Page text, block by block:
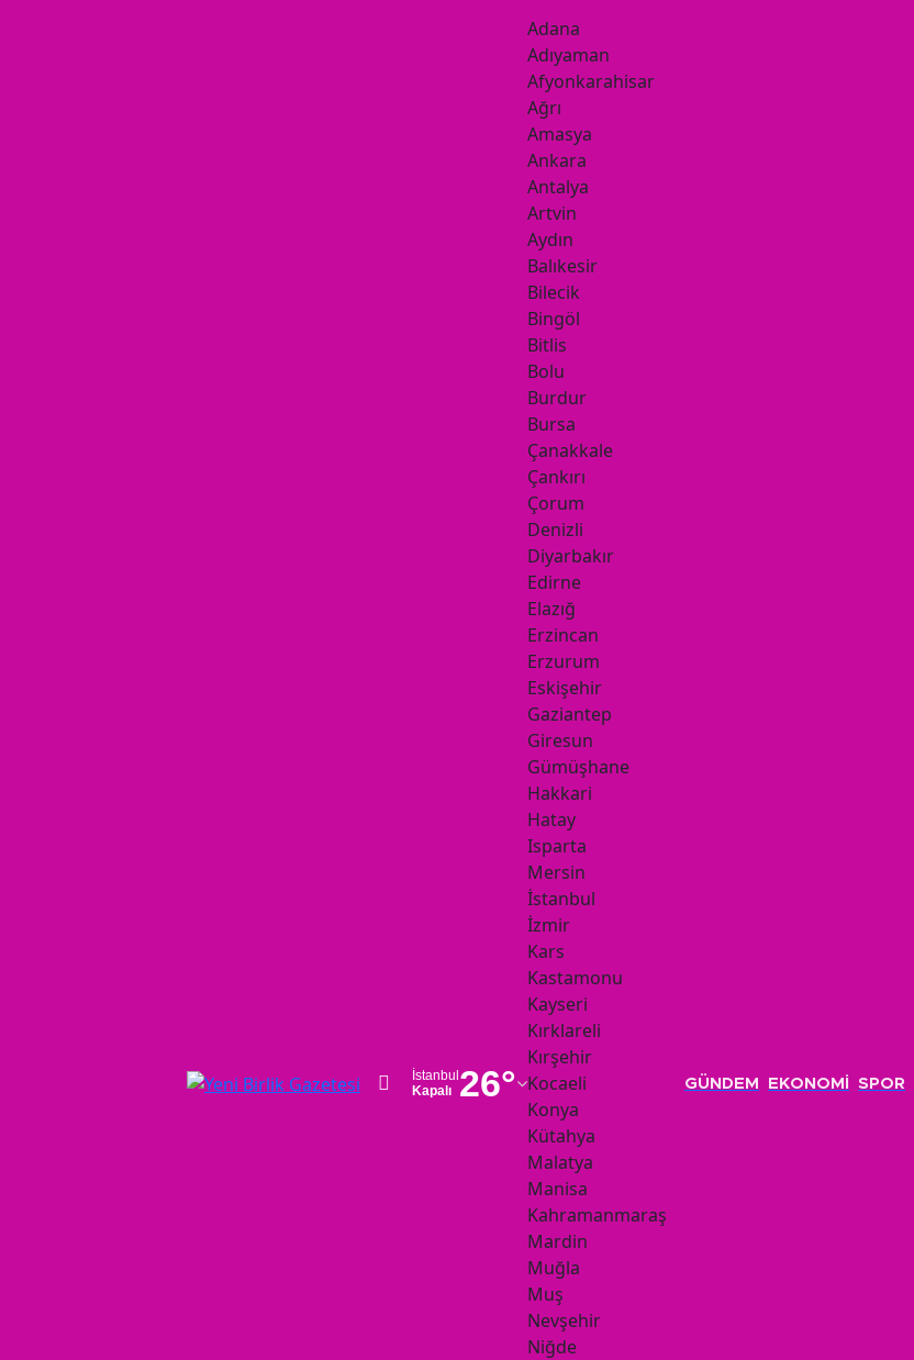
İstanbul
Kapalı 26°
Adana
Adıyaman
Afyonkarahisar
Ağrı
Amasya
Ankara
Antalya
Artvin
Aydın
Balıkesir
Bilecik
Bingöl
Bitlis
Bolu
Burdur
Bursa
Çanakkale
Çankırı
Çorum
Denizli
Diyarbakır
Edirne
Elazığ
Erzincan
Erzurum
Eskişehir
Gaziantep
Giresun
Gümüşhane
Hakkari
Hatay
Isparta
Mersin
İstanbul
İzmir
Kars
Kastamonu
Kayseri
Kırklareli
Kırşehir
Kocaeli
Konya
Kütahya
Malatya
Manisa
Kahramanmaraş
Mardin
Muğla
Muş
Nevşehir
Niğde
GÜNDEM EKONOMİ SPOR